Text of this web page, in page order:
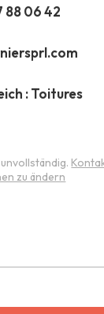
88 06 42
: Toitures
zu ändern